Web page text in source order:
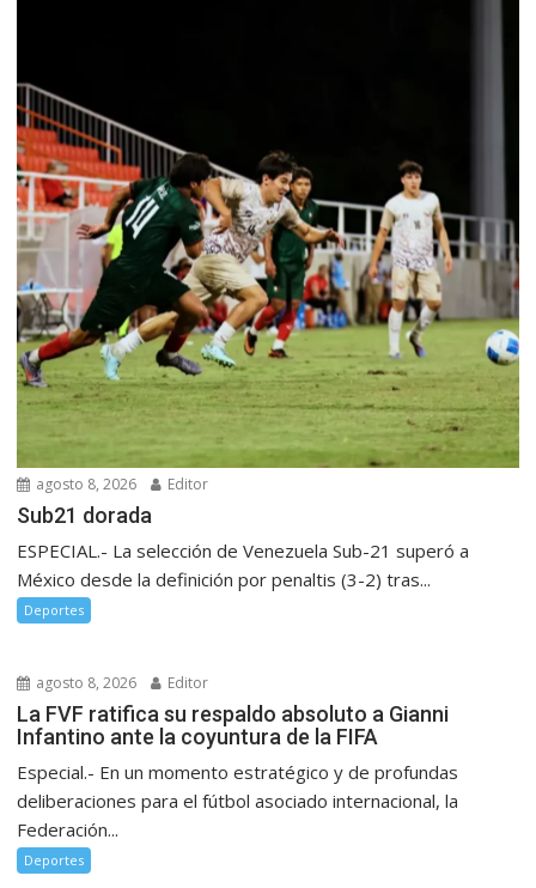
agosto 8, 2026 Editor
Sub21 dorada
ESPECIAL.- La selección de Venezuela Sub-21 superó a
México desde la definición por penaltis (3-2) tras...
Deportes
agosto 8, 2026 Editor
La FVF ratifica su respaldo absoluto a Gianni
Infantino ante la coyuntura de la FIFA
Especial.- En un momento estratégico y de profundas
deliberaciones para el fútbol asociado internacional, la
Federación...
Deportes